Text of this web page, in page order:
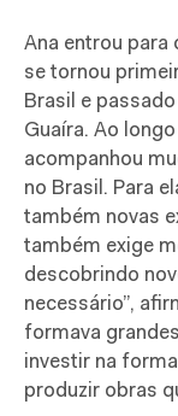
Ana entrou para
se tornou
Brasil e
Guaíra. Ao
acompanhou
no Brasil. Para
também novas
também exige
descobrindo
necessário”,
formava
investir na
produzir obras